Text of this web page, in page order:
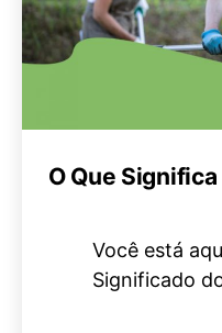
O Que
Você está
Significado